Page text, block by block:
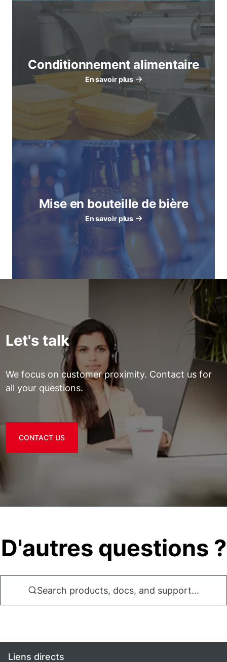
Conditionnement alimentaire
En savoir plus
Mise en bouteille de bière
En savoir plus
Let's talk
We focus on customer proximity. Contact us for
all your questions.
CONTACT US
D'autres questions ?
Search products, docs, and support...
Liens directs